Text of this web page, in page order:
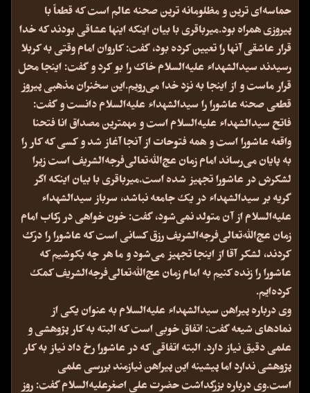
حماسه‌ای ترین و مظلومانه ترین صحنه عالم است که قطعاً با
پیروزی همراه بود.میرباقری با بیان اینکه اینها عشاقی بودند که خدا
قرار عاشقی آنها را تعیین کرده بود، گفت: کاروان امام وقتی به کربلا
رسیدند سیدالشهداء علیه‌السلام خاک را بو کرد و گفت: اینجا محل
قرار ماست و از اینجا به نزد خدا می‌رویم.این سخنران مذهبی پیروز
قطعی صحنه عاشورا را سیدالشهداء علیه‌السلام دانست و گفت:
فاتح سیدالشهداء علیه‌السلام است و مهمترین مصداق انا فتحنا
واقعه عاشورا است و همه فتوحات از آنجا آغاز شد و کسی که کار را
به پایان می‌رساند امام زمان عج‌الله‌تعالی‌فرجه‌الشریف است زیرا
لشکرش در عاشورا تجهیز شده است.میرباقری با بیان اینکه اگر
گریه بر سیدالشهداء در یک جامعه نباشد، سرباز سیدالشهداء
علیه‌السلام از آن متولد نمی‌شود، گفت: خون خواهی در رکاب امام
زمان عج‌الله‌تعالی‌فرجه‌الشریف رزق کسانی است که عاشورا را درک
کردند، لشکر آقا از اینجا تجهیز می‌شود و ما هر چه بکوشیم که
عاشورا را زنده کنیم به امام زمان عج‌الله‌تعالی‌فرجه‌الشریف کمک
کرده‌ایم.
وی درباره پیراهن سیدالشهداء علیه‌السلام به عنوان یکی از
نمادهای شیعه گفت: اتفاق خوبی است که البته به کار پژوهشی و
علمی دقیق نیاز دارد. البته اتفاقی که در عاشورا رخ داد نیاز به کار
پژوهشی ندارد اما پیشینه این پیراهن نیازمند بررسی علمی
است.وی درباره بزرگداشت حضرت علی اصغرعلیه‌السلام گفت: روز